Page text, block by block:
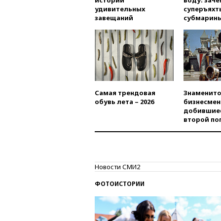
удивительных
завещаний
Самая трендовая
обувь лета – 2026
второй
Новости СМИ2
ФОТОИСТОРИИ